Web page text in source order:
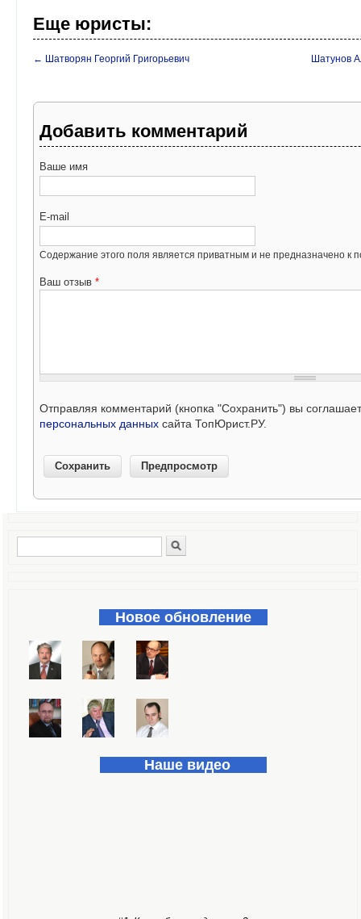
Еще юристы:
← Шатворян Георгий Григорьевич Шатунов
Добавить комментарий
Ваше имя
E-mail
Содержание этого поля является приватным и не предназначено к
Ваш отзыв *
Отправляя комментарий (кнопка "Сохранить") вы
персональных данных сайта ТопЮрист.РУ.
Форма поиска
Новое обновление
Наше видео